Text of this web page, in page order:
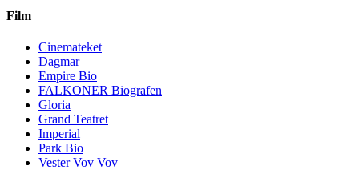
Film
Cinemateket
Dagmar
Empire Bio
FALKONER Biografen
Gloria
Grand Teatret
Imperial
Park Bio
Vester Vov Vov